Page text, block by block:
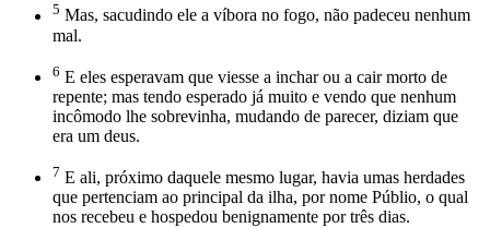
5 Mas, sacudindo ele a víbora no fogo, não padeceu nenhum
mal.
6 E eles esperavam que viesse a inchar ou a cair morto de
repente; mas tendo esperado já muito e vendo que nenhum
incômodo lhe sobrevinha, mudando de parecer, diziam que
era um deus.
7 E ali, próximo daquele mesmo lugar, havia umas herdades
que pertenciam ao principal da ilha, por nome Públio, o qual
nos recebeu e hospedou benignamente por três dias.